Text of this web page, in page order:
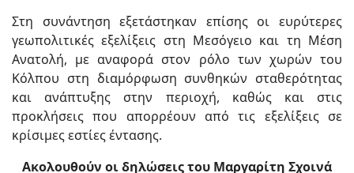
Στη συνάντηση εξετάστηκαν επίσης οι ευρύτερες
γεωπολιτικές εξελίξεις στη Μεσόγειο και τη Μέση
Ανατολή, με αναφορά στον ρόλο των χωρών του
Κόλπου στη διαμόρφωση συνθηκών σταθερότητας
και ανάπτυξης στην περιοχή, καθώς και στις
προκλήσεις που απορρέουν από τις εξελίξεις σε
κρίσιμες εστίες έντασης.
Ακολουθούν οι δηλώσεις του Μαργαρίτη Σχοινά